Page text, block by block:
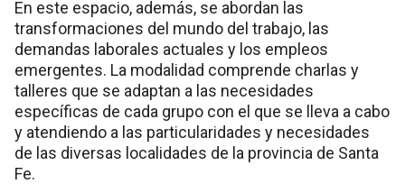
En este espacio, además, se abordan las
transformaciones del mundo del trabajo, las
demandas laborales actuales y los empleos
emergentes. La modalidad comprende charlas y
talleres que se adaptan a las necesidades
específicas de cada grupo con el que se lleva a cabo
y atendiendo a las particularidades y necesidades
de las diversas localidades de la provincia de Santa
Fe.